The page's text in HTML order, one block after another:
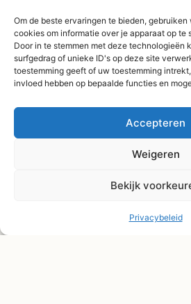
Om de beste ervaringen te bieden,
cookies om informatie over je apparaat op te
Door in te stemmen met deze technologieën
surfgedrag of unieke ID's op deze site
toestemming geeft of uw toestemming
invloed hebben op bepaalde functies en
Accepteren
Weigeren
Bekijk
Privacybeleid
vanaf €75,-
Verzending
4 werkdagen
Afhaal